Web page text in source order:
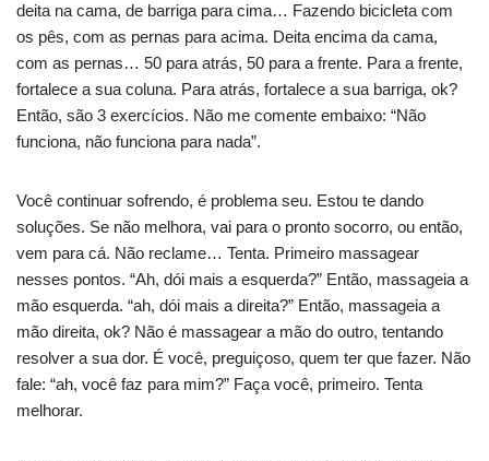
deita na cama, de barriga para cima… Fazendo bicicleta com
os pês, com as pernas para acima. Deita encima da cama,
com as pernas… 50 para atrás, 50 para a frente. Para a frente,
fortalece a sua coluna. Para atrás, fortalece a sua barriga, ok?
Então, são 3 exercícios. Não me comente embaixo: “Não
funciona, não funciona para nada”.
Você continuar sofrendo, é problema seu. Estou te dando
soluções. Se não melhora, vai para o pronto socorro, ou então,
vem para cá. Não reclame… Tenta. Primeiro massagear
nesses pontos. “Ah, dói mais a esquerda?” Então, massageia a
mão esquerda. “ah, dói mais a direita?” Então, massageia a
mão direita, ok? Não é massagear a mão do outro, tentando
resolver a sua dor. É você, preguiçoso, quem ter que fazer. Não
fale: “ah, você faz para mim?” Faça você, primeiro. Tenta
melhorar.